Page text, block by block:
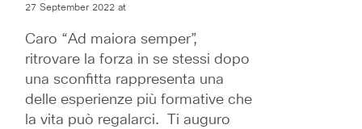
27 September 2022 at
Caro “Ad maiora semper”,
ritrovare la forza in se stessi dopo
una sconfitta rappresenta una
delle esperienze più formative che
la vita può regalarci.  Ti auguro